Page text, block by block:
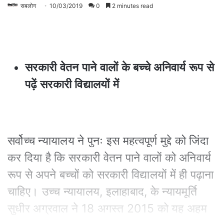
सबलोग 10/03/2019 0 2 minutes read
सरकारी वेतन पाने वालों के बच्चे अनिवार्य रूप से
पढ़ें सरकारी विद्यालयों में
सर्वोच्च न्यायालय ने पुनः इस महत्वपूर्ण मुद्दे को जिंदा
कर दिया है कि सरकारी वेतन पाने वालों को अनिवार्य
रूप से अपने बच्चों को सरकारी विद्यालयों में ही पढ़ाना
चाहिए। उच्च न्यायालय, इलाहाबाद, के न्यायमूर्ति
सुधीर अग्रवाल ने 18 अगस्त 2015 को यह अहम